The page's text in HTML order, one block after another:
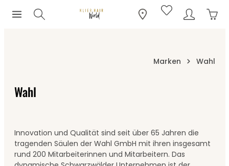
Zum Hauptinhalt springen
Marken Wahl
Wahl
Innovation und Qualität sind seit über 65 Jahren die
tragenden Säulen der Wahl GmbH mit ihren insgesamt
rund 200 Mitarbeiterinnen und Mitarbeitern. Das